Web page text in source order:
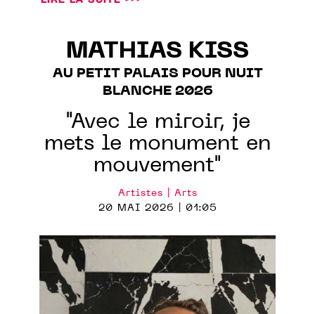
MATHIAS KISS
AU PETIT PALAIS POUR NUIT
BLANCHE 2026
"Avec le miroir, je
mets le monument en
mouvement"
Artistes | Arts
20 MAI 2026 | 01:05